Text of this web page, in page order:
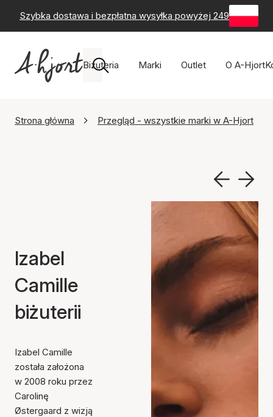
Szybka dostawa i bezpłatna wysyłka powyżej 249 zł -
Biżuteria Marki Outlet O A-Hjort
Strona główna Przegląd - wszystkie marki w A-Hjort
Izabel
Camille
biżuterii
Izabel Camille
została założona
w 2008 roku przez
Carolinę
Østergaard z wizją